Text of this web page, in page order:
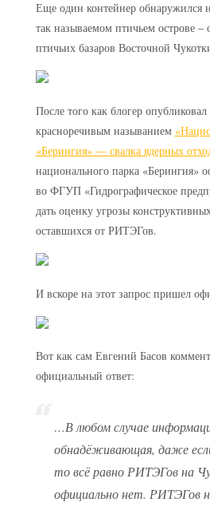
Еще один контейнер обнаружился
так называемом птичьем острове
птичьих базаров Восточной
После того как блогер
красноречивым называнием
«Берингия» — свалка ядерных
национального парка «Берингия»
во ФГУП «Гидрографическое
дать оценку угрозы
оставшихся от РИТЭГов.
И вскоре на этот запрос пришел
Вот как сам Евгений Басов
официальный ответ:
…В любом случае
обнадёживающая, даже
то всё равно РИТЭГов на
официально нет. РИТЭГов